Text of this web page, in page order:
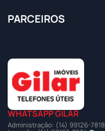
PARCEIROS
WHATSAPP GILAR
Administração: (14) 99126-7818